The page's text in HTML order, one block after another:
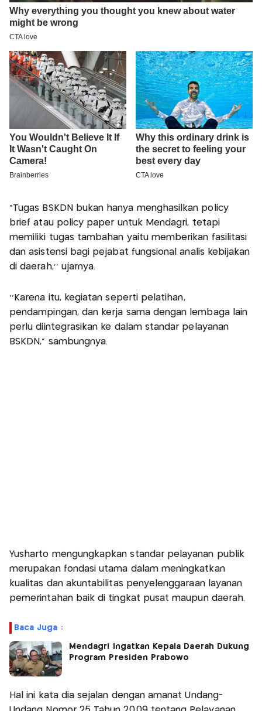
“Tugas BSKDN bukan hanya menghasilkan policy
brief atau policy paper untuk Mendagri, tetapi
memiliki tugas tambahan yaitu memberikan fasilitasi
dan asistensi bagi pejabat fungsional analis kebijakan
di daerah,’’ ujarnya.
‘’Karena itu, kegiatan seperti pelatihan,
pendampingan, dan kerja sama dengan lembaga lain
perlu diintegrasikan ke dalam standar pelayanan
BSKDN,” sambungnya.
Yusharto mengungkapkan standar pelayanan publik
merupakan fondasi utama dalam meningkatkan
kualitas dan akuntabilitas penyelenggaraan layanan
pemerintahan baik di tingkat pusat maupun daerah.
Baca Juga :
Mendagri Ingatkan Kepala Daerah Dukung
Program Presiden Prabowo
Hal ini kata dia sejalan dengan amanat Undang-